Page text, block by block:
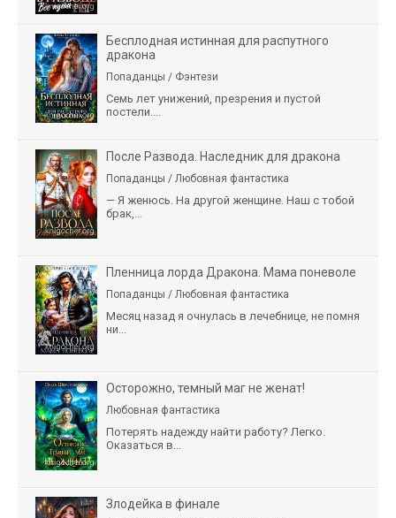
Бесплодная истинная для распутного
дракона
Попаданцы / Фэнтези
Семь лет унижений, презрения и пустой
постели....
После Развода. Наследник для дракона
Попаданцы / Любовная фантастика
— Я женюсь. На другой женщине. Наш с тобой
брак,...
Пленница лорда Дракона. Мама поневоле
Попаданцы / Любовная фантастика
Месяц назад я очнулась в лечебнице, не помня
ни...
Осторожно, темный маг не женат!
Любовная фантастика
Потерять надежду найти работу? Легко.
Оказаться в...
Злодейка в финале